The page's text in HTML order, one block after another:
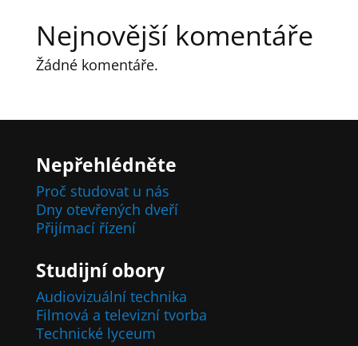
Nejnovější komentáře
Žádné komentáře.
Nepřehlédněte
Proč studovat u nás
Dny otevřených dveří
Přijímací řízení
Studijní obory
Audiovizuální technika
Filmová a televizní tvorba
Technické lyceum